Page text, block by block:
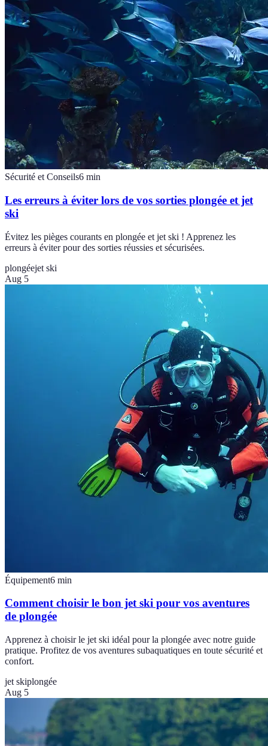
Sécurité et Conseils6 min
Les erreurs à éviter lors de vos sorties plongée et jet
ski
Évitez les pièges courants en plongée et jet ski ! Apprenez les
erreurs à éviter pour des sorties réussies et sécurisées.
plongéejet ski
Aug 5
Équipement6 min
Comment choisir le bon jet ski pour vos aventures
de plongée
Apprenez à choisir le jet ski idéal pour la plongée avec notre guide
pratique. Profitez de vos aventures subaquatiques en toute sécurité et
confort.
jet skiplongée
Aug 5